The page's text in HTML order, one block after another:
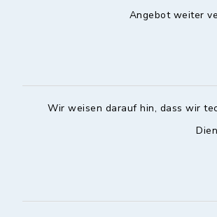
Angebot weiter
Wir weisen darauf hin, dass wir
Hochstadt a.Main
09574 6236-42